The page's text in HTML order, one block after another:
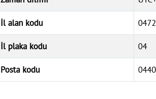
İl alan kodu 0472
İl plaka kodu 04
Posta kodu